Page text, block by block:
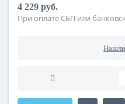
4 229 руб.
При оплате СБП или